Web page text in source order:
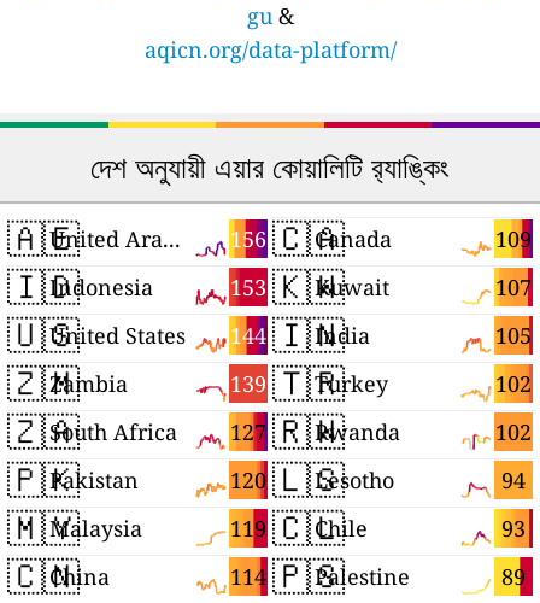
gu&
aqicn.org/data-platform/
দেশ অনুযায়ী এয়ার কোয়ালিটি র‍্যাঙ্কিং
🇦🇪 156
United Arab Emirates
🇮🇩 153
Indonesia
🇺🇸 144
United States
🇿🇲 139
Zambia
🇿🇦 127
South Africa
🇵🇰 120
Pakistan
🇲🇾 119
Malaysia
🇨🇳 114
China
🇨🇦 109
Canada
🇰🇼 107
Kuwait
🇮🇳 105
India
🇹🇷 102
Turkey
🇷🇼 102
Rwanda
🇱🇸 94
Lesotho
🇨🇱 93
Chile
🇵🇸 89
Palestine